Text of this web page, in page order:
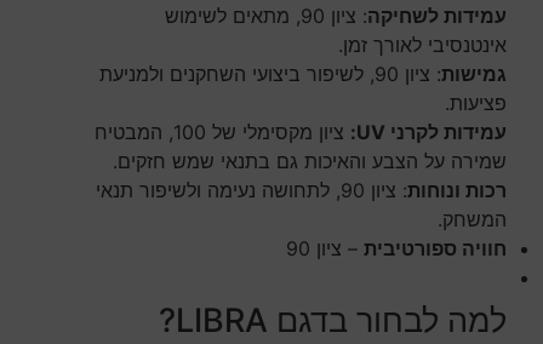
עמידות לשחיקה
: ציון 90, מתאים לשימוש
אינטנסיבי לאורך זמן.
גמישות
: ציון 90, לשיפור ביצועי השחקנים ולמניעת
פציעות.
עמידות לקרני UV:
ציון מקסימלי של 100, המבטיח
שמירה על הצבע והאיכות גם בתנאי שמש חזקים.
רכות ונוחות
: ציון 90, לתחושה נעימה ולשיפור תנאי
המשחק.
חוויה ספורטיבית – ציון 90
למה לבחור בדגם LIBRA?